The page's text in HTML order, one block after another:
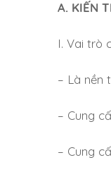
A. KIẾN
I. Vai trò
– Là nền
– Cung
– Cung